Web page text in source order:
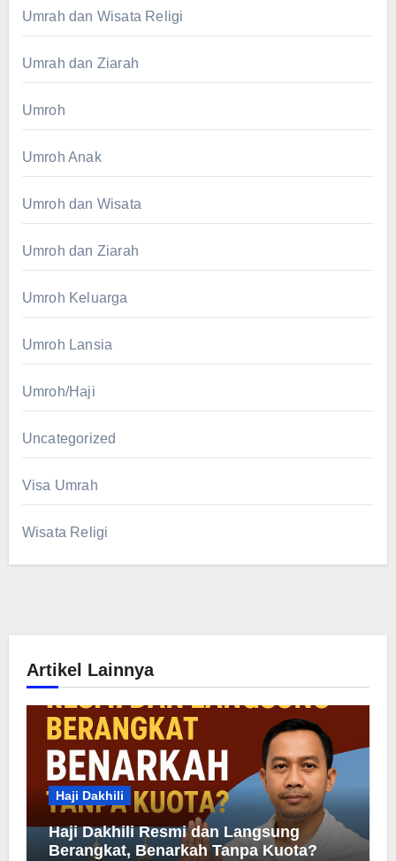
Umrah dan Wisata Religi
Umrah dan Ziarah
Umroh
Umroh Anak
Umroh dan Wisata
Umroh dan Ziarah
Umroh Keluarga
Umroh Lansia
Umroh/Haji
Uncategorized
Visa Umrah
Wisata Religi
Artikel Lainnya
Haji Dakhili
Haji Dakhili Resmi dan Langsung
Berangkat, Benarkah Tanpa Kuota?